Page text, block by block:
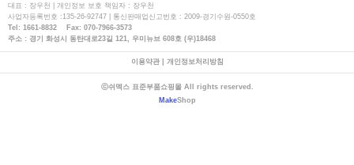
대표 : 장우천 | 개인정보 보호 책임자 : 장우천
사업자등록번호 :135-26-92747 | 통신판매업신고번호 : 2009-경기수원-0550호
Tel: 1661-8832 Fax: 070-7966-3573
주소 : 경기 화성시 동탄대로23길 121, 우미뉴브 608호 (우)18468
이용약관| 개인정보처리방침
ⓒ쉬멕스 표준부품쇼핑몰 All rights reserved.
MakeShop